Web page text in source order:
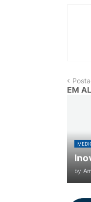
EM
by